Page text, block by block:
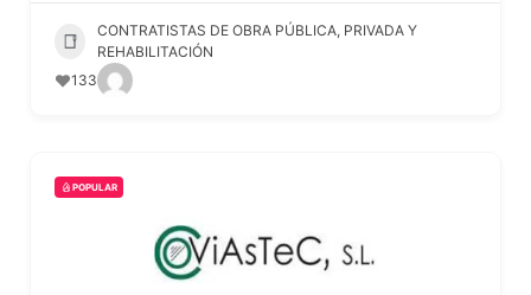
CONTRATISTAS DE OBRA PÚBLICA, PRIVADA Y
REHABILITACIÓN
133
POPULAR